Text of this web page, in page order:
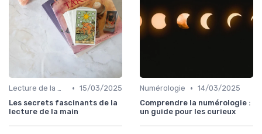
Lecture de la main • 15/03/2025
Les secrets fascinants de la
lecture de la main
Numérologie • 14/03/2025
Comprendre la numérologie :
un guide pour les curieux